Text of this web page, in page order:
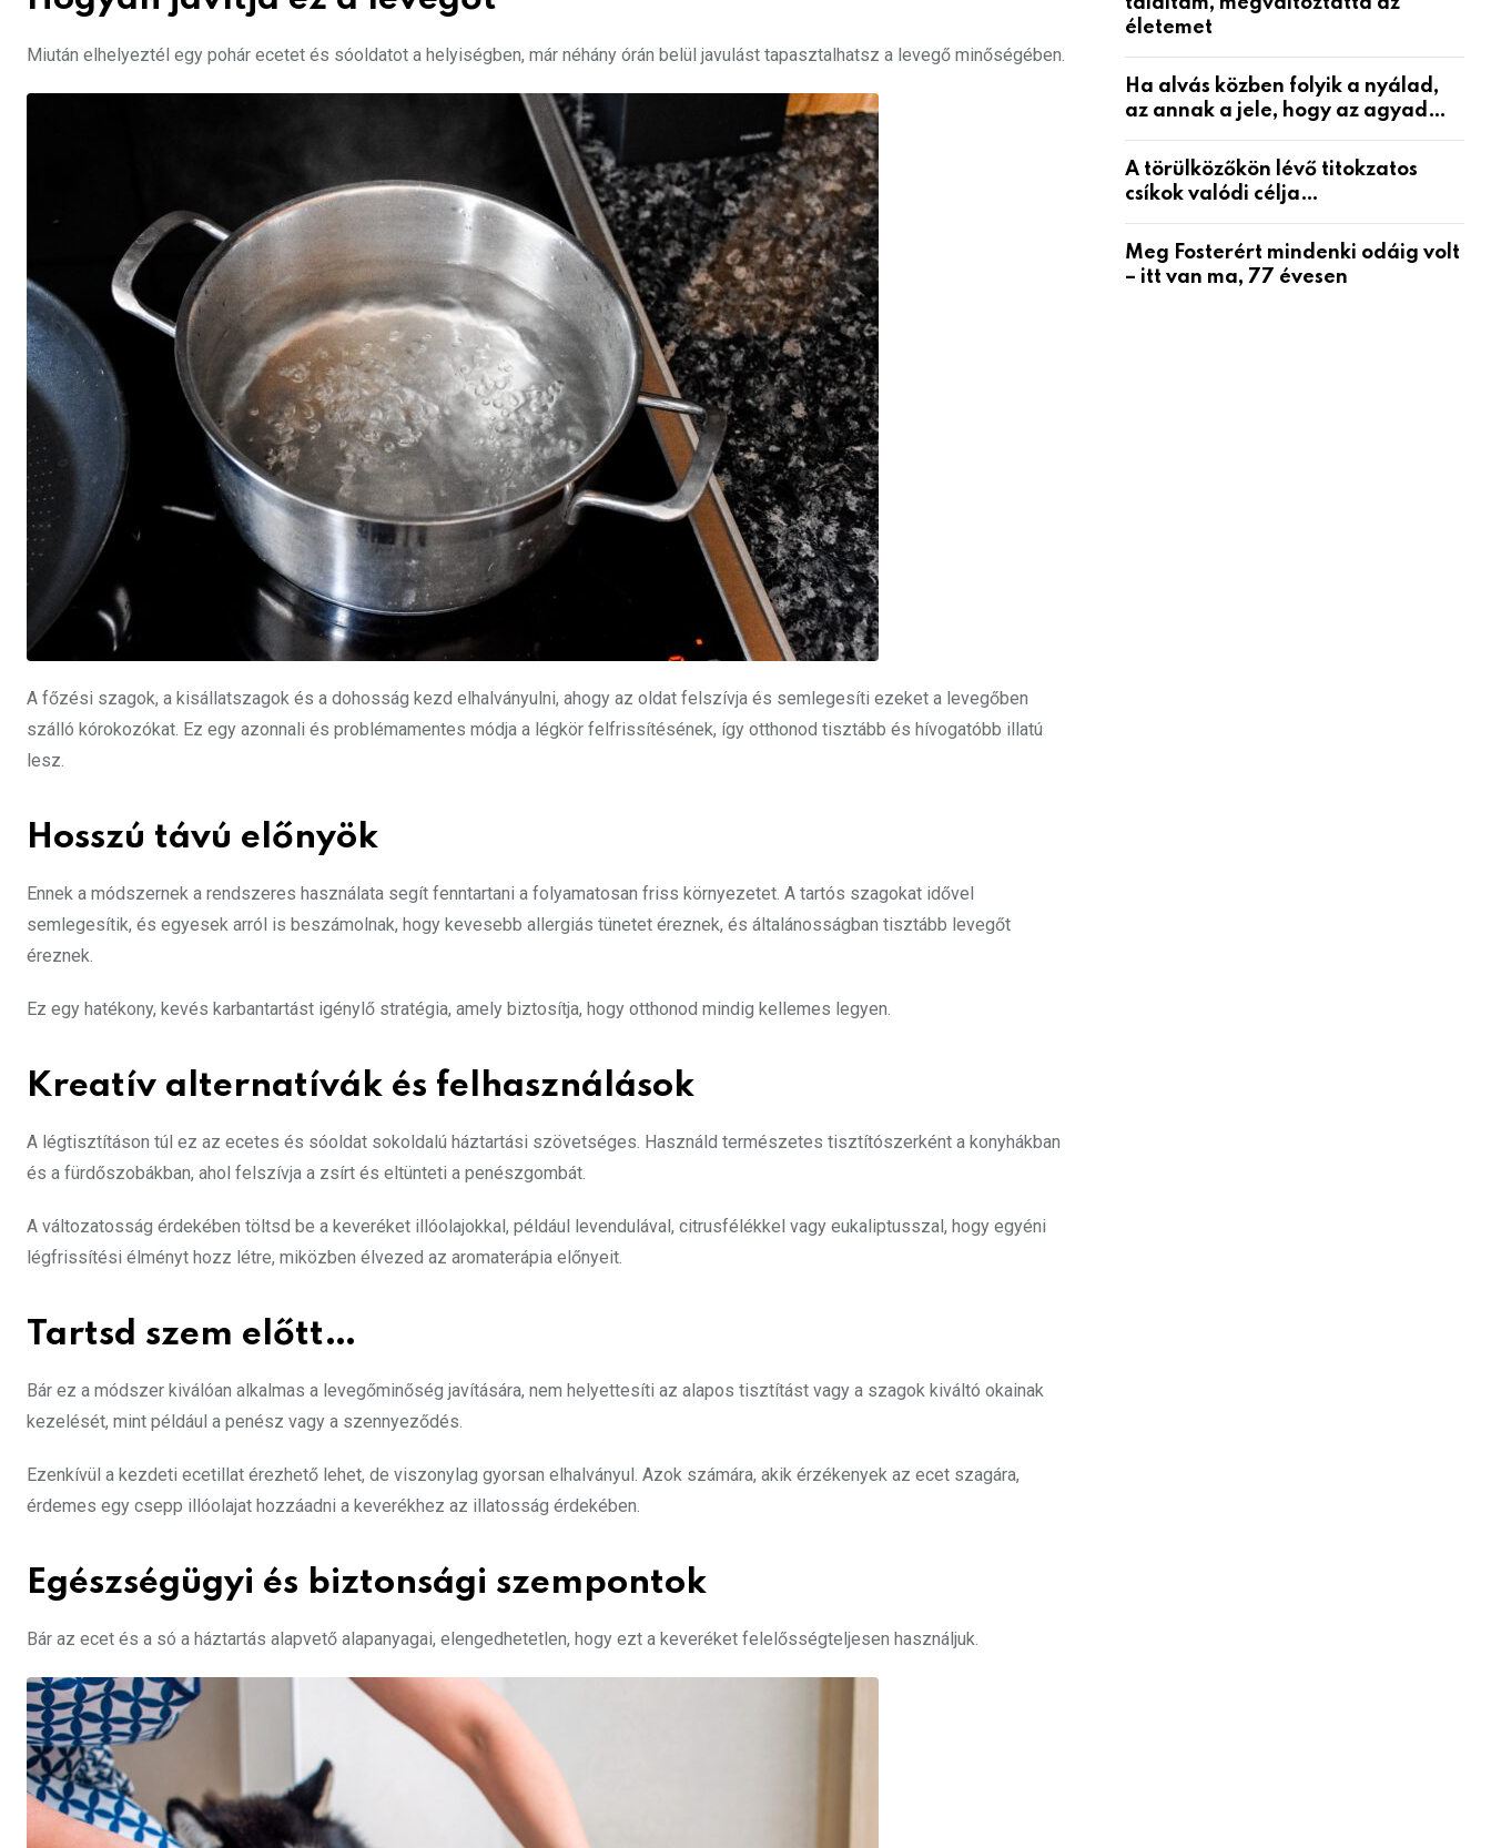
Miután elhelyeztél egy pohár ecetet és sóoldatot a helyiségben, már néhány órán belül javulást tapasztalhatsz a levegő minőségében.
A főzési szagok, a kisállatszagok és a dohosság kezd elhalványulni, ahogy az oldat felszívja és semlegesíti ezeket a levegőben
szálló kórokozókat. Ez egy azonnali és problémamentes módja a légkör felfrissítésének, így otthonod tisztább és hívogatóbb illatú
lesz.
Hosszú távú előnyök
Ennek a módszernek a rendszeres használata segít fenntartani a folyamatosan friss környezetet. A tartós szagokat idővel
semlegesítik, és egyesek arról is beszámolnak, hogy kevesebb allergiás tünetet éreznek, és általánosságban tisztább levegőt
éreznek.
Ez egy hatékony, kevés karbantartást igénylő stratégia, amely biztosítja, hogy otthonod mindig kellemes legyen.
Kreatív alternatívák és felhasználások
A légtisztításon túl ez az ecetes és sóoldat sokoldalú háztartási szövetséges. Használd természetes tisztítószerként a konyhákban
és a fürdőszobákban, ahol felszívja a zsírt és eltünteti a penészgombát.
A változatosság érdekében töltsd be a keveréket illóolajokkal, például levendulával, citrusfélékkel vagy eukaliptusszal, hogy egyéni
légfrissítési élményt hozz létre, miközben élvezed az aromaterápia előnyeit.
Tartsd szem előtt…
Bár ez a módszer kiválóan alkalmas a levegőminőség javítására, nem helyettesíti az alapos tisztítást vagy a szagok kiváltó okainak
kezelését, mint például a penész vagy a szennyeződés.
Ezenkívül a kezdeti ecetillat érezhető lehet, de viszonylag gyorsan elhalványul. Azok számára, akik érzékenyek az ecet szagára,
érdemes egy csepp illóolajat hozzáadni a keverékhez az illatosság érdekében.
Egészségügyi és biztonsági szempontok
Bár az ecet és a só a háztartás alapvető alapanyagai, elengedhetetlen, hogy ezt a keveréket felelősségteljesen használjuk.
életemet
Ha alvás közben folyik a nyálad,
az annak a jele, hogy az agyad…
A törülközőkön lévő titokzatos
csíkok valódi célja…
Meg Fosterért mindenki odáig volt
– itt van ma, 77 évesen